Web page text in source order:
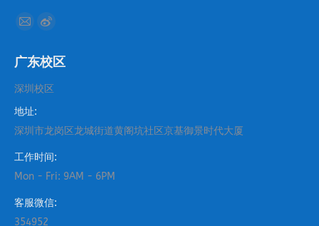
找到我们：
Mail
opens
in
Weibo
opens
in
广东校区
深圳校区
地址:
深圳市龙岗区龙城街道黄阁坑社区京基御景时代大厦
工作时间:
Mon - Fri: 9AM - 6PM
客服微信:
354952